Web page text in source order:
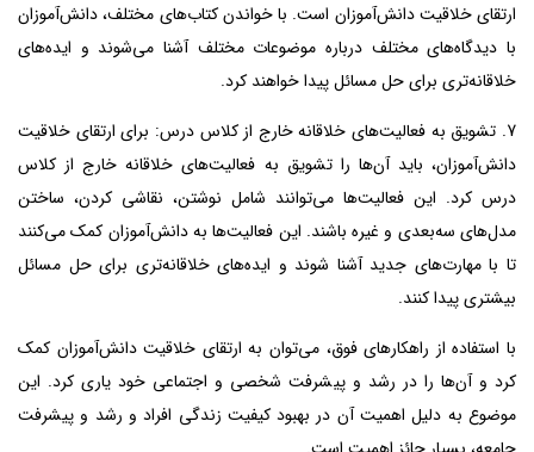
ارتقای خلاقیت دانش‌آموزان است. با خواندن کتاب‌های مختلف، دانش‌آموزان
با دیدگاه‌های مختلف درباره موضوعات مختلف آشنا می‌شوند و ایده‌های
خلاقانه‌تری برای حل مسائل پیدا خواهند کرد.
7. تشویق به فعالیت‌های خلاقانه خارج از کلاس درس: برای ارتقای خلاقیت
دانش‌آموزان، باید آن‌ها را تشویق به فعالیت‌های خلاقانه خارج از کلاس
درس کرد. این فعالیت‌ها می‌توانند شامل نوشتن، نقاشی کردن، ساختن
مدل‌های سه‌بعدی و غیره باشند. این فعالیت‌ها به دانش‌آموزان کمک می‌کنند
تا با مهارت‌های جدید آشنا شوند و ایده‌های خلاقانه‌تری برای حل مسائل
بیشتری پیدا کنند.
با استفاده از راهکارهای فوق، می‌توان به ارتقای خلاقیت دانش‌آموزان کمک
کرد و آن‌ها را در رشد و پیشرفت شخصی و اجتماعی خود یاری کرد. این
موضوع به دلیل اهمیت آن در بهبود کیفیت زندگی افراد و رشد و پیشرفت